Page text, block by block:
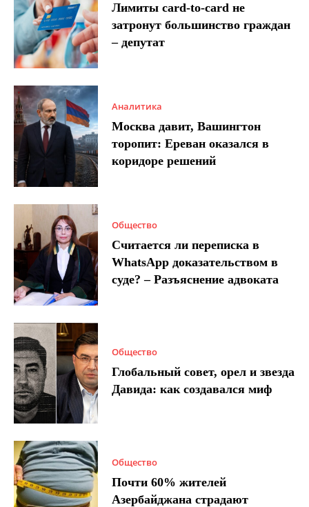
Лимиты card-to-card не
затронут большинство граждан
– депутат
Аналитика
Москва давит, Вашингтон
торопит: Ереван оказался в
коридоре решений
Общество
Считается ли переписка в
WhatsApp доказательством в
суде? – Разъяснение адвоката
Общество
Глобальный совет, орел и звезда
Давида: как создавался миф
Общество
Почти 60% жителей
Азербайджана страдают